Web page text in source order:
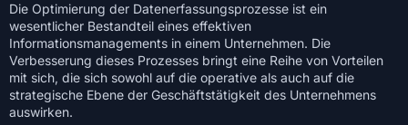
Die Optimierung der Datenerfassungsprozesse ist ein
wesentlicher Bestandteil eines effektiven
Informationsmanagements in einem Unternehmen. Die
Verbesserung dieses Prozesses bringt eine Reihe von Vorteilen
mit sich, die sich sowohl auf die operative als auch auf die
strategische Ebene der Geschäftstätigkeit des Unternehmens
auswirken.